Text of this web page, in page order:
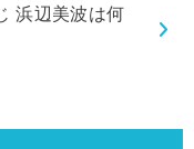
浜辺美波は何